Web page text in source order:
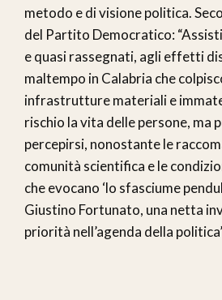
metodo e di visione politica.
del Partito Democratico:
e quasi rassegnati, agli effetti
maltempo in Calabria che
infrastrutture materiali e
rischio la vita delle persone, ma
percepirsi, nonostante le
comunità scientifica e le
che evocano ‘lo sfasciume
Giustino Fortunato, una netta
priorità nell’agenda della